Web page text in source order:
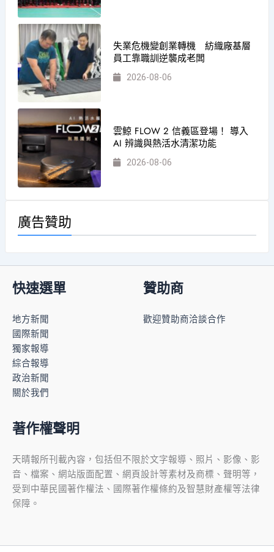
失業危機變創業轉機 紡織廠基層
員工靠職訓逆襲成老闆
2026-08-06
雲鯨 FLOW 2 信義區登場！ 導入
AI 辨識與熱活水清潔功能
2026-08-06
廣告贊助
快速選單
地方新聞
國際新聞
獨家報導
綜合報導
政治新聞
關於我們
贊助商
歡迎贊助商洽談合作
著作權聲明
天晴報所刊載內容，包括但不限於文字報導、照片、影像、影
音、檔案、網站版面配置、網頁設計等素材及商標、聲明等，
受到中華民國著作權法、國際著作權條約及智慧財產權等法律
保障。